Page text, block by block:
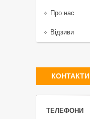
Про нас
Відзиви
КОНТАКТИ